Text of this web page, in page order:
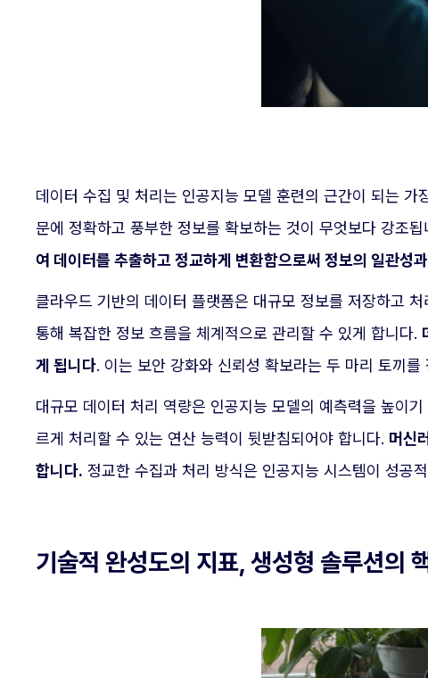
데이터 수집 및 처리는 인공지능 모델 훈련의 근간이 되는
문에 정확하고 풍부한 정보를 확보하는 것이 무엇보다 강조
여 데이터를 추출하고 정교하게 변환함으로써 정보의 일관성
클라우드 기반의 데이터 플랫폼은 대규모 정보를 저장하고
통해 복잡한 정보 흐름을 체계적으로 관리할 수 있게 합니다.
게 됩니다. 이는 보안 강화와 신뢰성 확보라는 두 마리 토끼
대규모 데이터 처리 역량은 인공지능 모델의 예측력을 높이
르게 처리할 수 있는 연산 능력이 뒷받침되어야 합니다. 머신
합니다. 정교한 수집과 처리 방식은 인공지능 시스템이 성공
기술적 완성도의 지표, 생성형 솔루션의